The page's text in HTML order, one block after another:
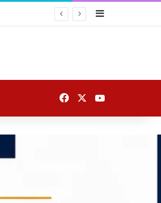
Sidebar
FacebookYouTube